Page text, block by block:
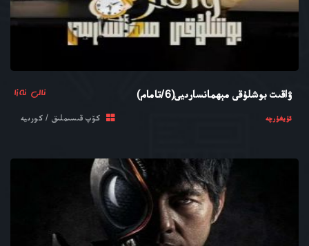
ۋاقىت بوشلۇقى مېھمانسارىيى(6/تامام) ئالى ئەزا
ئۇيغۇرچە كۆپ قىسىملىق / كورىيە